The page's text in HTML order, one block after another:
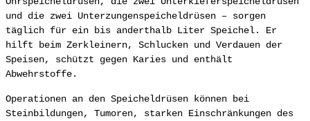
und die zwei Unterzungenspeicheldrüsen – sorgen
täglich für ein bis anderthalb Liter Speichel. Er
hilft beim Zerkleinern, Schlucken und Verdauen der
Speisen, schützt gegen Karies und enthält
Abwehrstoffe.
Operationen an den Speicheldrüsen können bei
Steinbildungen, Tumoren, starken Einschränkungen des